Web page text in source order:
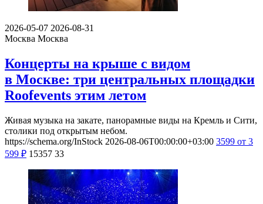
2026-05-07 2026-08-31
Москва Москва
Концерты на крыше с видом
в Москве: три центральных площадки
Roofevents этим летом
Живая музыка на закате, панорамные виды на Кремль и Сити,
столики под открытым небом.
https://schema.org/InStock 2026-08-06T00:00:00+03:00 3599 от 3
599 ₽ 15357 33